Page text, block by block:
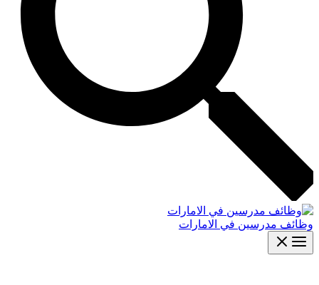
وظائف مدرسين في الامارات